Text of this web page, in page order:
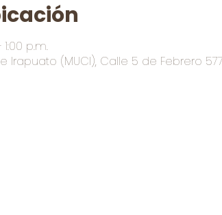
p.m.
Irapuato (MUCI), Calle 5 de Febrero